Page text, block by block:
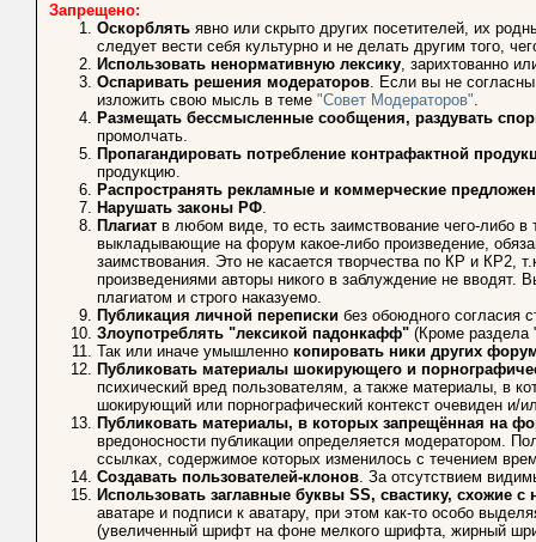
Запрещено:
Оскорблять явно или скрыто других посетителей, их
следует вести себя культурно и не делать другим того,
Использовать ненормативную лексику, зарихтованно
Оспаривать решения модераторов. Если вы не
изложить свою мысль в теме "Совет Модераторов".
Размещать бессмысленные сообщения, раздувать
промолчать.
Пропагандировать потребление контрафактной
продукцию.
Распространять рекламные и коммерческие
Нарушать законы РФ.
Плагиат в любом виде, то есть заимствование чего-либо в
выкладывающие на форум какое-либо произведение,
заимствования. Это не касается творчества по КР и КР2,
произведениями авторы никого в заблуждение не
плагиатом и строго наказуемо.
Публикация личной переписки без обоюдного согласия
Злоупотреблять "лексикой падонкафф" (Кроме раздела
Так или иначе умышленно копировать ники других
Публиковать материалы шокирующего и
психический вред пользователям, а также материалы, в
шокирующий или порнографический контекст очевиден
Публиковать материалы, в которых запрещённая на
вредоносности публикации определяется модератором.
ссылках, содержимое которых изменилось с течением
Создавать пользователей-клонов. За отсутствием
Использовать заглавные буквы SS, свастику,
аватаре и подписи к аватару, при этом как-то особо
(увеличенный шрифт на фоне мелкого шрифта, жирный